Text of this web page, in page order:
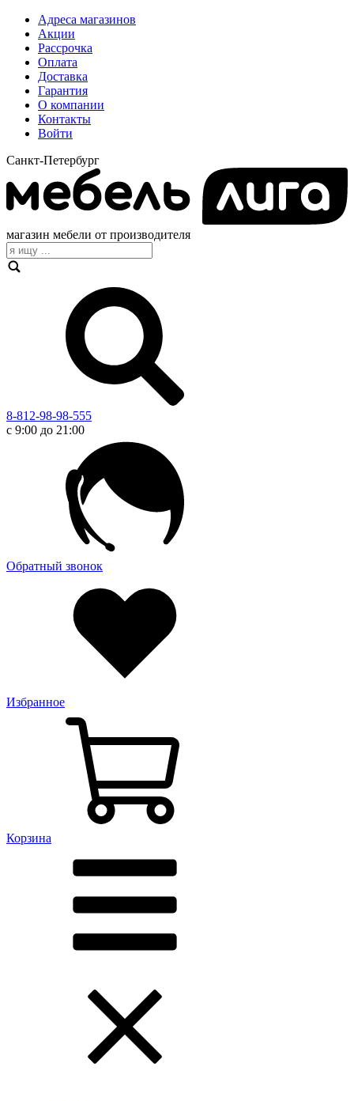
Адреса магазинов
Акции
Рассрочка
Оплата
Доставка
Гарантия
О компании
Контакты
Войти
Санкт-Петербург
магазин мебели от производителя
8-812-98-98-555
с 9:00 до 21:00
Обратный звонок
Избранное
Корзина